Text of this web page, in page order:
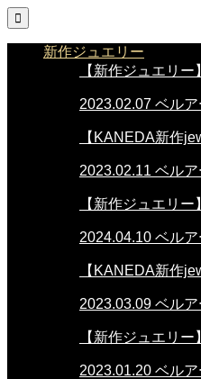

新作ジュエリー
【新作ジュエリ
2023.02.07 ベル
【KANEDA新作
2023.02.11 ベル
【新作ジュエリ
2024.04.10 ベル
【KANEDA新作
2023.03.09 ベル
【新作ジュエリ
2023.01.20 ベル